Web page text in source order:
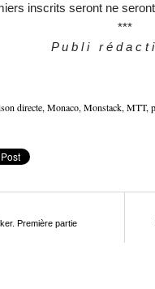
inscrits seront ne
***
P u b l i r é d a c t i
directe, Monaco, Monstack, MTT,
Première partie